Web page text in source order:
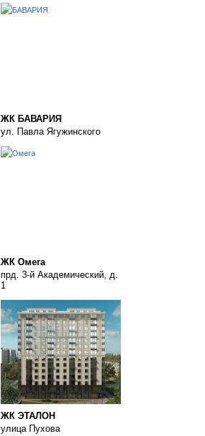
ЖК БАВАРИЯ
ул. Павла Ягужинского
ЖК Омега
прд. 3-й Академический, д.
1
ЖК ЭТАЛОН
улица Пухова